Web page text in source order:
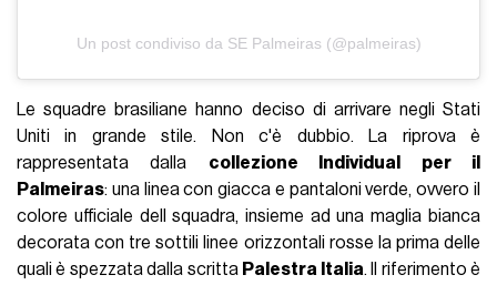
Un post condiviso da SE Palmeiras (@palmeiras)
Le squadre brasiliane hanno deciso di arrivare negli Stati
Uniti in grande stile. Non c'è dubbio. La riprova è
rappresentata dalla collezione Individual per il
Palmeiras: una linea con giacca e pantaloni verde, ovvero il
colore ufficiale dell squadra, insieme ad una maglia bianca
decorata con tre sottili linee orizzontali rosse la prima delle
quali è spezzata dalla scritta Palestra Italia. Il riferimento è